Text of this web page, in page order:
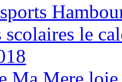
scolaires le